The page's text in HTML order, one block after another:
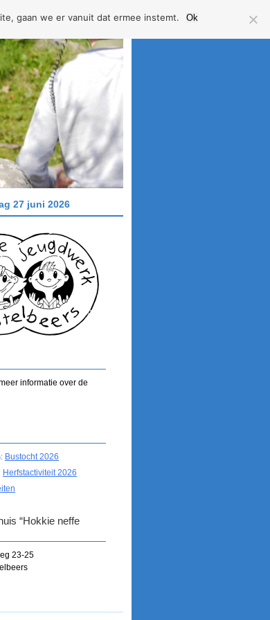
27 juni 2026
informatie over de
Bustocht 2026
Herfstactiviteit 2026
“Hokkie neffe
23-25
gaan we er vanuit dat ermee instemt. Ok